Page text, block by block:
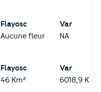
Flayosc
Aucune fleur
Var
NA
Flayosc
46 Km²
Var
6018,9 Km²